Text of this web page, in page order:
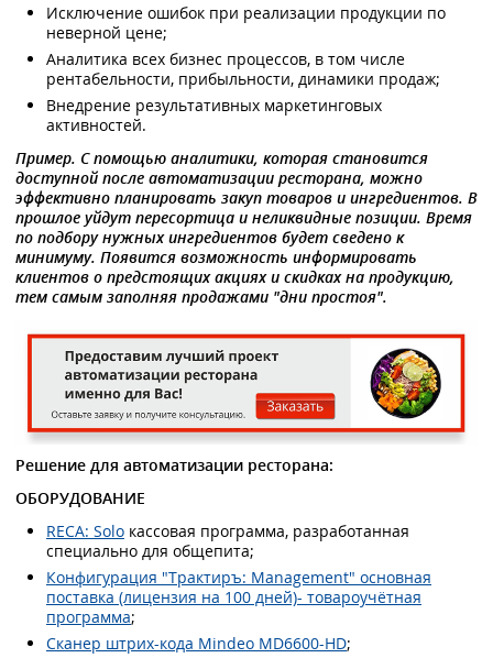
Исключение ошибок при реализации продукции по
неверной цене;
Аналитика всех бизнес процессов, в том числе
рентабельности, прибыльности, динамики продаж;
Внедрение результативных маркетинговых
активностей.
Пример. С помощью аналитики, которая становится
доступной после автоматизации ресторана, можно
эффективно планировать закуп товаров и ингредиентов. В
прошлое уйдут пересортица и неликвидные позиции. Время
по подбору нужных ингредиентов будет сведено к
минимуму. Появится возможность информировать
клиентов о предстоящих акциях и скидках на продукцию,
тем самым заполняя продажами "дни простоя".
Решение для автоматизации ресторана:
ОБОРУДОВАНИЕ
RECA: Solo кассовая программа, разработанная
специально для общепита;
Конфигурация "Трактиръ: Management" основная
поставка (лицензия на 100 дней)- товароучётная
программа;
Сканер штрих-кода Mindeo MD6600-HD;